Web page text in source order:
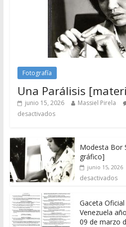
Fotografía
Una Parálisis
junio 15, 2026 Massiel Pirela
desactivados
Modesta Bor
gráfico]
junio 15, 2026
desactivados
Gaceta
Venezuela
09 de marzo